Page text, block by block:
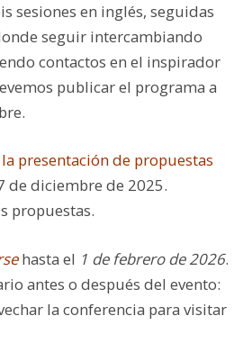
sesiones en inglés, seguidas
seguir intercambiando
contactos en el inspirador
publicar el programa a
presentación de propuestas
de diciembre de 2025.
propuestas.
hasta el 1 de febrero de 2026.
antes o después del evento:
la conferencia para visitar